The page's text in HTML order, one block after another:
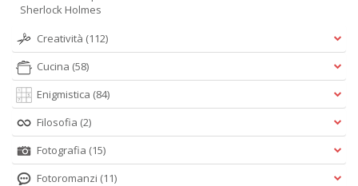
Sherlock Holmes
Creatività (112)
Cucina (58)
Enigmistica (84)
Filosofia (2)
Fotografia (15)
Fotoromanzi (11)